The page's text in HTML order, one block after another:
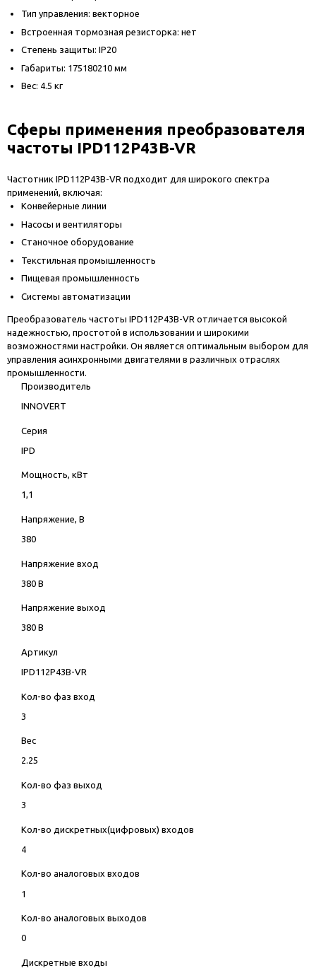
Тип управления: векторное
Встроенная тормозная резисторка: нет
Степень защиты: IP20
Габариты: 175180210 мм
Вес: 4.5 кг
Сферы применения преобразователя
частоты IPD112P43B-VR
Частотник IPD112P43B-VR подходит для широкого спектра
применений, включая:
Конвейерные линии
Насосы и вентиляторы
Станочное оборудование
Текстильная промышленность
Пищевая промышленность
Системы автоматизации
Преобразователь частоты IPD112P43B-VR отличается высокой
надежностью, простотой в использовании и широкими
возможностями настройки. Он является оптимальным выбором для
управления асинхронными двигателями в различных отраслях
промышленности.
Производитель
INNOVERT
Серия
IPD
Мощность, кВт
1,1
Напряжение, В
380
Напряжение вход
380 В
Напряжение выход
380 В
Артикул
IPD112P43B-VR
Кол-во фаз вход
3
Вес
2.25
Кол-во фаз выход
3
Кол-во дискретных(цифровых) входов
4
Кол-во аналоговых входов
1
Кол-во аналоговых выходов
0
Дискретные входы